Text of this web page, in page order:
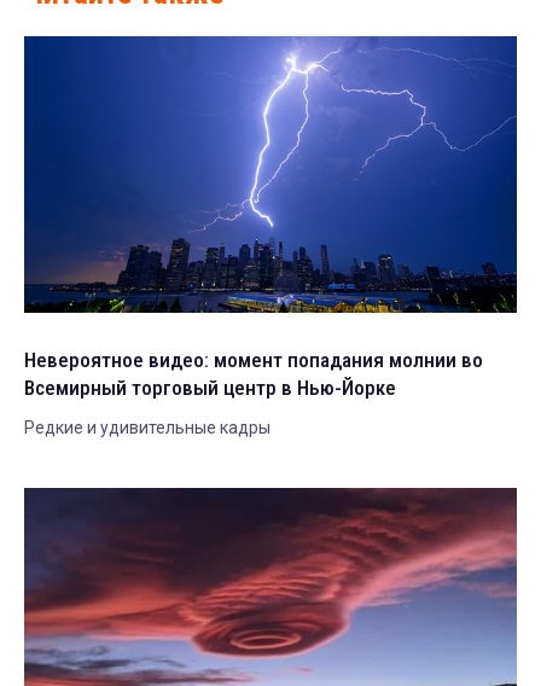
Невероятное видео: момент попадания молнии во
Всемирный торговый центр в Нью-Йорке
Редкие и удивительные кадры